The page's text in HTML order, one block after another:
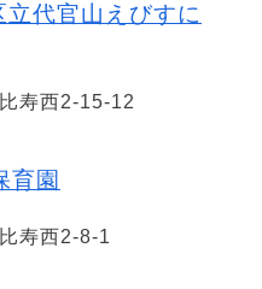
立代官山えびすに
寿西2-15-12
育園
寿西2-8-1